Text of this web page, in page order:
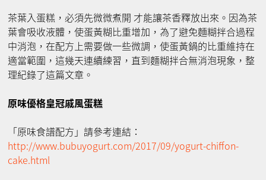
茶葉入蛋糕，必須先微微煮開 才能讓茶香釋放出來。因為茶
葉會吸收液體，使蛋黃糊比重增加，為了避免麵糊拌合過程
中消泡，在配方上需要做一些微調，使蛋黃鍋的比重維持在
適當範圍，這幾天連續練習，直到麵糊拌合無消泡現象，整
理紀錄了這篇文章。
原味優格皇冠戚風蛋糕
「原味食譜配方」請參考連結：
http://www.bubuyogurt.com/2017/09/yogurt-chiffon-
cake.html